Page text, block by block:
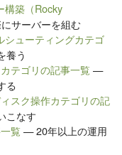
構築（Rocky
サーバーを組む
シューティングカテゴ
養う
テゴリの記事一覧—
る
スク操作カテゴリの記
こなす
覧— 20年以上の運用